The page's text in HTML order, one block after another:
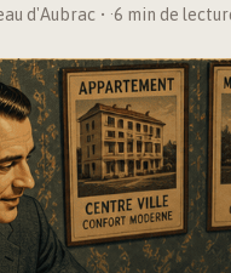
d'Aubrac ·6 min de